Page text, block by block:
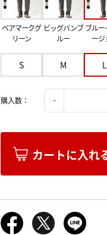
ベアマークグ
リーン
ビッグバンブ
ルー
ブルー
ージ
S M L
購入数：
カートに入れ